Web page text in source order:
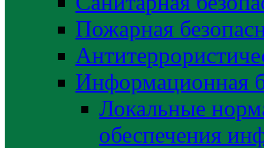
Пожарная
Информационная
Локальные
обеспечения